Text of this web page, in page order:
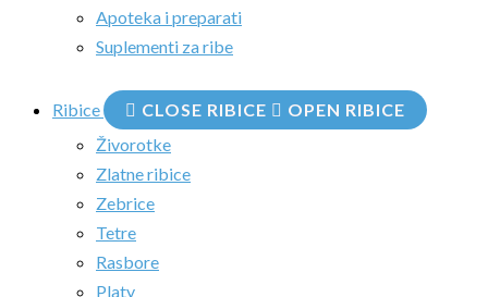
Apoteka i preparati
Suplementi za ribe
Ribice CLOSE RIBICE
OPEN RIBICE
Živorotke
Zlatne ribice
Zebrice
Tetre
Rasbore
Platy